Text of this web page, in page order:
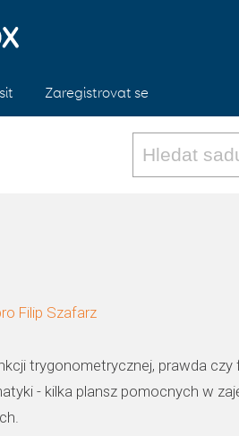
Zaregistrovat se
Filip Szafarz
trygonometrycznej, prawda czy
- kilka plansz pomocnych w